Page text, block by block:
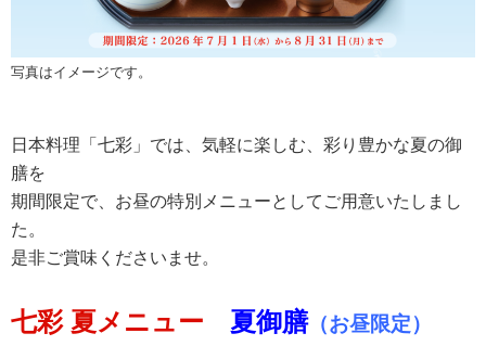
写真はイメージです。
日本料理「七彩」では、気軽に楽しむ、彩り豊かな夏の御
膳を
期間限定で、お昼の特別メニューとしてご用意いたしまし
た。
是非ご賞味くださいませ。
七彩 夏メニュー 夏御膳（お昼限定）